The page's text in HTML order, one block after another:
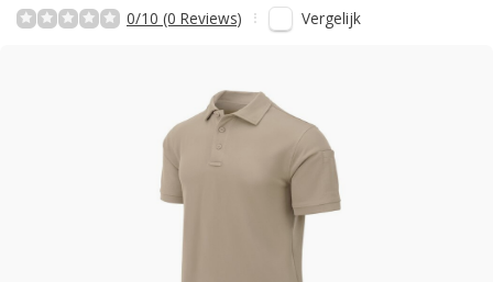
0/10 (0 Reviews) Vergelijk